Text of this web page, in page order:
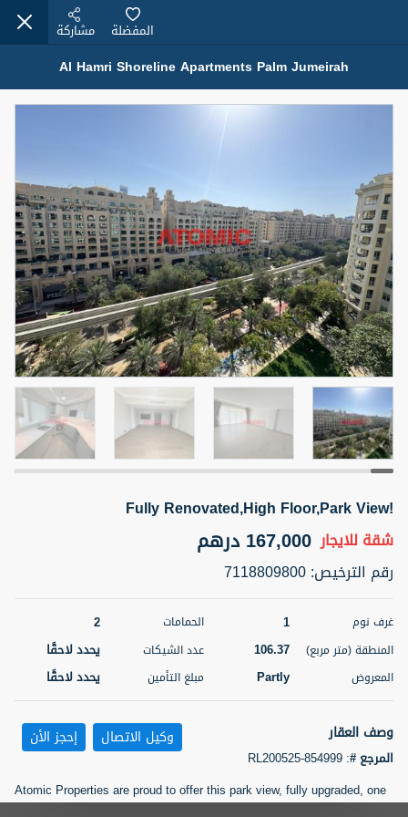
Modern Renovated Unit Near Marina Metro Station
شقة
للإيجار 95,000 درهم
3
سرير
1
حمام
1
المنطقة (متر
مربع)
70.03
المعروض
غير مفروش /ة
الشيكات
1
اسم الوسيط
NILOOFAR ABBAS VAKIL
رقم الوسيط
أتصل الأن
5 أشهر +
ELBRUS TOWER UNIT 2701 ON RENT
شقة للإيجار 95,000 درهم
3
1
2
مربع)
71.39
المعروض
مفروش/ ة
الشيكات
ABDEMANAF EQBALBHAI KHANBHAI
KHANBHAI EQBALBHAI SIRAJUDDIN
أتصل
الأن
5 أشهر +
Al Hamri Shoreline Apartments Palm Jumeirah
المفضلة مشاركة
Fully Renovated,High Floor,Park View!
شقة للايجار 167,000 درهم
رقم الترخيص:
7118809800
غرف نوم 1 الحمامات 2
المنطقة (متر مربع) 106.37 عدد الشيكات يحدد لاحقًا
المعروض Partly مبلغ التأمين يحدد لاحقًا
وصف العقار
المرجع #:
RL200525-854999
وكيل الاتصال إحجز الأن
Atomic Properties are proud to offer this park view, fully upgraded, one
bedroom apartment located in Al Hamri building , Shoreline, Palm
تصفية